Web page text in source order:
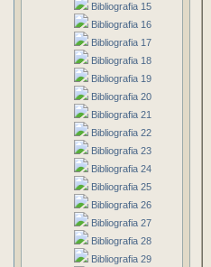
Bibliografia 15
Bibliografia 16
Bibliografia 17
Bibliografia 18
Bibliografia 19
Bibliografia 20
Bibliografia 21
Bibliografia 22
Bibliografia 23
Bibliografia 24
Bibliografia 25
Bibliografia 26
Bibliografia 27
Bibliografia 28
Bibliografia 29